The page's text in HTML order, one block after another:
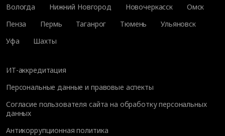
Вологда
Нижний Новгород Новочеркасск
Омск
Пенза
Пермь Таганрог Тюмень
Ульяновск
Уфа
Шахты
ИТ-аккредитация
Персональные данные и правовые аспекты
Согласие пользователя сайта на обработку персональных
данных
Антикоррупционная политика